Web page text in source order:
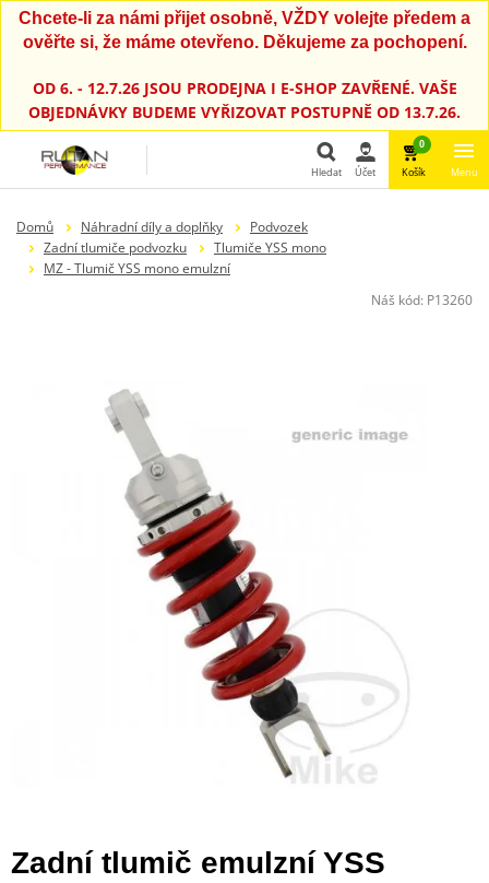
Chcete-li za námi přijet osobně, VŽDY volejte předem a
ověřte si, že máme otevřeno. Děkujeme za pochopení.
OD 6. - 12.7.26 JSOU PRODEJNA I E-SHOP ZAVŘENÉ. VAŠE
OBJEDNÁVKY BUDEME VYŘIZOVAT POSTUPNĚ OD 13.7.26.
Hledat Účet
0
Košík Menu
Domů Náhradní díly a doplňky
Podvozek
Zadní tlumiče podvozku
Tlumiče YSS mono
MZ - Tlumič YSS mono emulzní
Náš kód: P13260
Zadní tlumič emulzní YSS